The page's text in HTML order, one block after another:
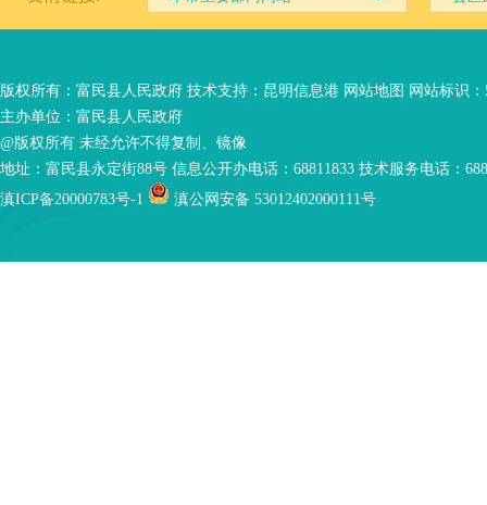
版权所有：富民县人民政府 技术支持： 昆明信息港 网站地图 网站标识：
主办单位：富民县人民政府
@版权所有 未经允许不得复制、镜像
地址：富民县永定街88号 信息公开办电话：68811833 技术服务电话：
滇ICP备20000783号-1
滇公网安备 53012402000111号